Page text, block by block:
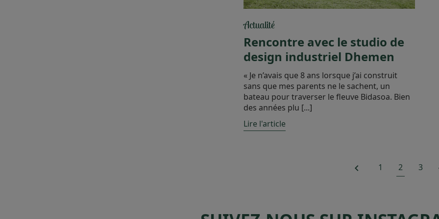
Actualité
Rencontre avec le studio de
design industriel Dhemen
« Je n’avais que 8 ans lorsque j’ai construit
sans que mes parents ne le sachent, un
bateau pour traverser le fleuve Bidasoa. Bien
des années plu [...]
Lire l'article
 1 2 3